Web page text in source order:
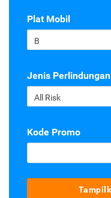
Plat Mobil
B
Jenis Perlindungan
All Risk
Kode Promo